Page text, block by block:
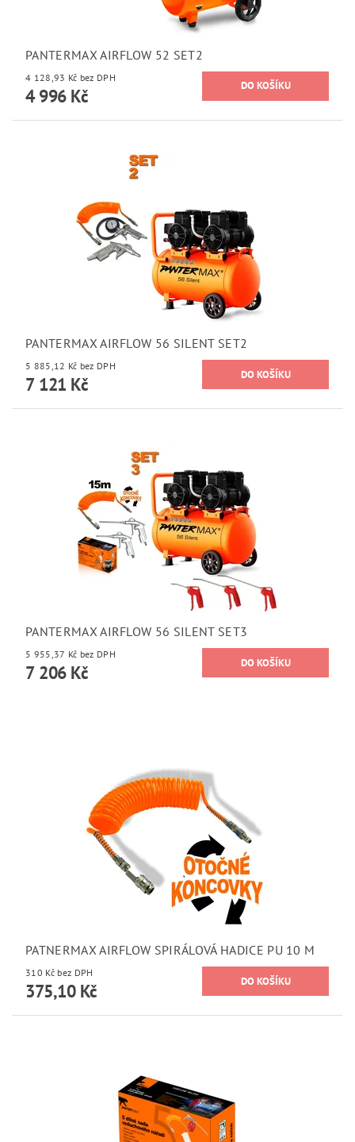
PANTERMAX AIRFLOW 52 SET2
4 128,93 Kč bez DPH
4 996 Kč
PANTERMAX AIRFLOW 56 SILENT SET2
5 885,12 Kč bez DPH
7 121 Kč
PANTERMAX AIRFLOW 56 SILENT SET3
5 955,37 Kč bez DPH
7 206 Kč
PATNERMAX AIRFLOW SPIRÁLOVÁ HADICE PU 10 M
310 Kč bez DPH
375,10 Kč